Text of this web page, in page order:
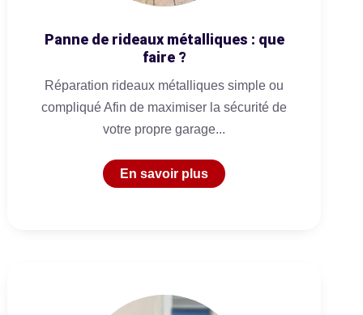
Panne de rideaux métalliques : que
faire ?
Réparation rideaux métalliques simple ou
compliqué Afin de maximiser la sécurité de
votre propre garage...
En savoir plus